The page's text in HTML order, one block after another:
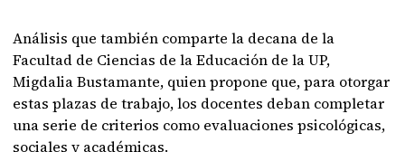
Análisis que también comparte la decana de la
Facultad de Ciencias de la Educación de la UP,
Migdalia Bustamante, quien propone que, para otorgar
estas plazas de trabajo, los docentes deban completar
una serie de criterios como evaluaciones psicológicas,
sociales y académicas.